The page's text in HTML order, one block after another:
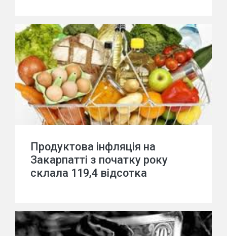
Продуктова інфляція на
Закарпатті з початку року
склала 119,4 відсотка